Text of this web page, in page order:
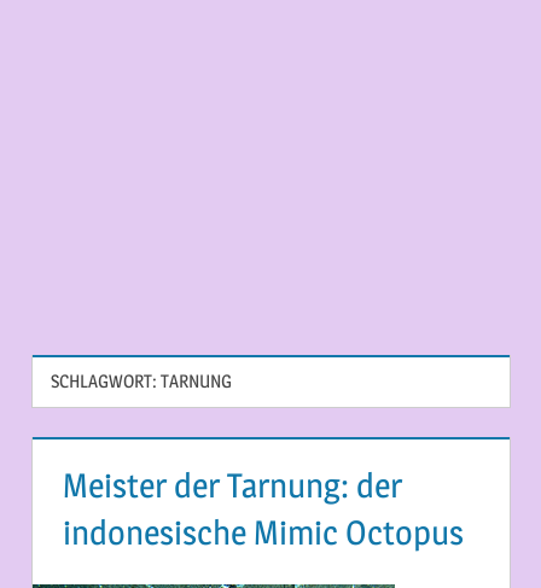
SCHLAGWORT: TARNUNG
Meister der Tarnung: der
indonesische Mimic Octopus